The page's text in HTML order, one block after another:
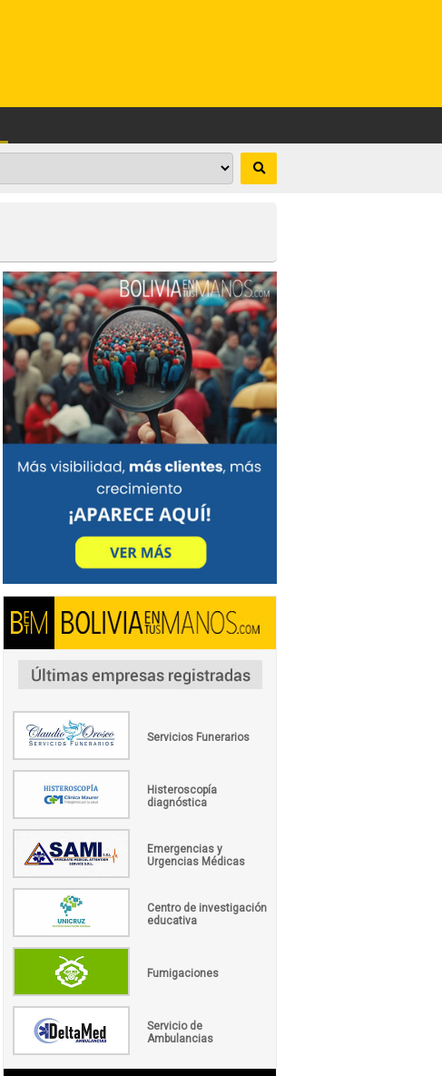
Servicios Funerarios
Histeroscopía
diagnóstica
Emergencias y
Urgencias Médicas
Centro de investigación
educativa
Fumigaciones
Servicio de
Ambulancias